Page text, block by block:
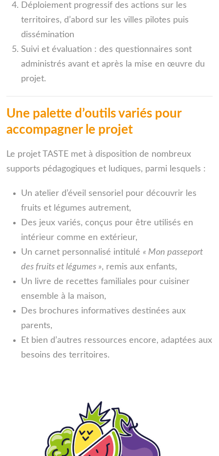
Déploiement progressif des actions sur les
territoires, d’abord sur les villes pilotes puis
dissémination
Suivi et évaluation : des questionnaires sont
administrés avant et après la mise en œuvre du
projet.
Une palette d’outils variés pour
accompagner le projet
Le projet TASTE met à disposition de nombreux
supports pédagogiques et ludiques, parmi lesquels :
Un atelier d’éveil sensoriel pour découvrir les
fruits et légumes autrement,
Des jeux variés, conçus pour être utilisés en
intérieur comme en extérieur,
Un carnet personnalisé intitulé « Mon passeport
des fruits et légumes », remis aux enfants,
Un livre de recettes familiales pour cuisiner
ensemble à la maison,
Des brochures informatives destinées aux
parents,
Et bien d’autres ressources encore, adaptées aux
besoins des territoires.